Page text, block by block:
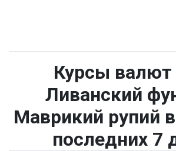
Курсы валют
Ливанский
Маврикий рупий
последних 7